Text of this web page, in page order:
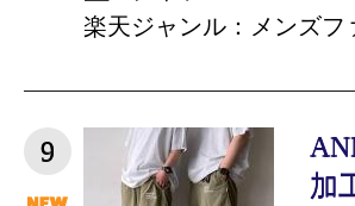
楽天ジャンル：メンズフ
9
加